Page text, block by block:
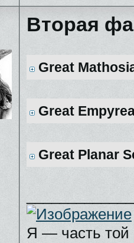
Вторая
Great
Great
Great Planar
Я — часть той